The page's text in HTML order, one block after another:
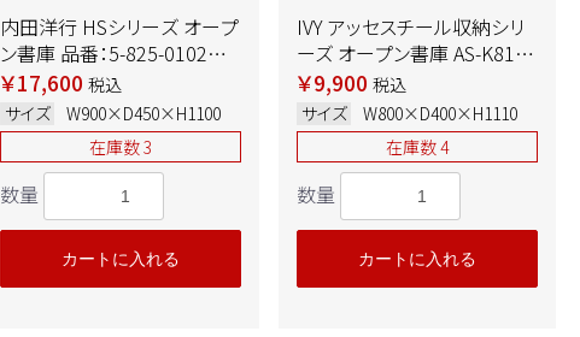
内田洋行 HSシリーズ オープ
ン書庫 品番：5-825-0102
W900×D450×H1100 オフ
ホワイト 2021年製 中古 ➉
￥17,600 税込
サイズ
W900×D450×H1100
在庫数 3
数量
カートに入れる
IVY アッセスチール収納シリ
ーズ オープン書庫 AS-K8105
W800×D400×H1110 ホワ
イト 2017年製 中古
￥9,900 税込
サイズ
W800×D400×H1110
在庫数 4
数量
カートに入れる